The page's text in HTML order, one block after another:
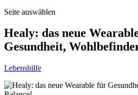
Seite auswählen
Healy: das neue
Gesundheit,
Lebenshilfe